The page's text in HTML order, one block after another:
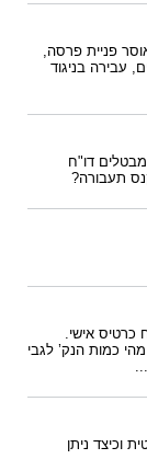
באי ציות לתמרור ב-6 האוסר פניית פרסה,
עבירה בניגוד
דו"ח
תעבורה?
כרטיס אישי.
כמות הנק’ לגבי
וכיצד ניתן